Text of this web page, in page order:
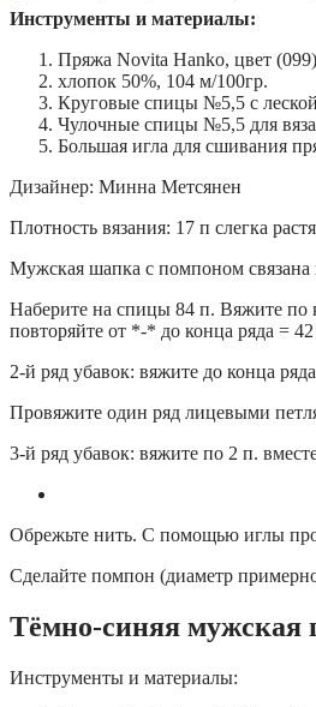
Инструменты и материалы:
Пряжа Novita Hanko, цвет
хлопок 50%, 104 м/100гр.
Круговые спицы №5,5 с
Чулочные спицы №5,5 для
Большая игла для сшивания
Дизайнер: Минна Метсянен
Плотность вязания: 17 п слегка
Мужская шапка с помпоном
Наберите на спицы 84 п. Вяжите по
повторяйте от *-* до конца ряда =
2-й ряд убавок: вяжите до конца
Провяжите один ряд лицевыми
3-й ряд убавок: вяжите по 2 п.
Обрежьте нить. С помощью иглы
Сделайте помпон (диаметр
Тёмно-синяя мужская
Инструменты и материалы: